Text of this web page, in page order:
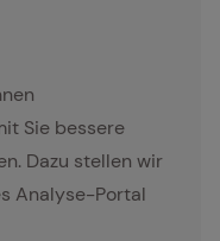
Sie bessere
Dazu stellen wir
Analyse-Portal